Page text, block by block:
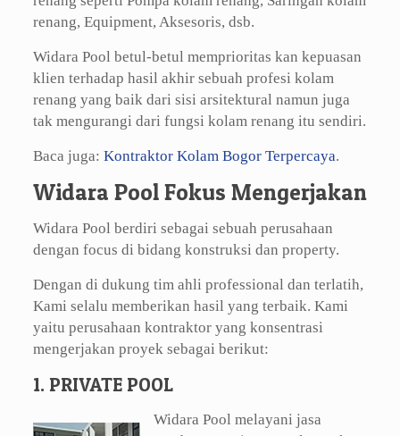
renang, Equipment, Aksesoris, dsb.
Widara Pool betul-betul memprioritas kan kepuasan
klien terhadap hasil akhir sebuah profesi kolam
renang yang baik dari sisi arsitektural namun juga
tak mengurangi dari fungsi kolam renang itu sendiri.
Baca juga: Kontraktor Kolam Bogor Terpercaya.
Widara Pool Fokus Mengerjakan
Widara Pool berdiri sebagai sebuah perusahaan
dengan focus di bidang konstruksi dan property.
Dengan di dukung tim ahli professional dan terlatih,
Kami selalu memberikan hasil yang terbaik. Kami
yaitu perusahaan kontraktor yang konsentrasi
mengerjakan proyek sebagai berikut:
1. PRIVATE POOL
Widara Pool melayani jasa